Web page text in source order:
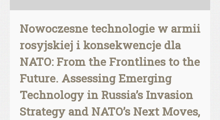
Nowoczesne technologie w armii
rosyjskiej i konsekwencje dla
NATO: From the Frontlines to the
Future. Assessing Emerging
Technology in Russia’s Invasion
Strategy and NATO’s Next Moves,